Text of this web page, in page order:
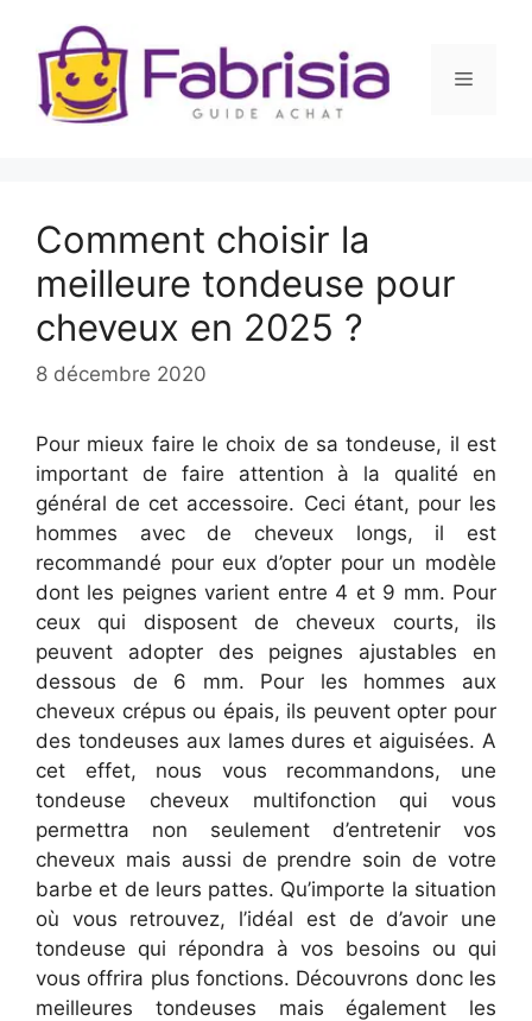
contenu
Menu
Comment choisir la
meilleure tondeuse pour
cheveux en 2025 ?
8 décembre 2020
Pour mieux faire le choix de sa tondeuse, il est
important de faire attention à la qualité en
général de cet accessoire. Ceci étant, pour les
hommes avec de cheveux longs, il est
recommandé pour eux d’opter pour un modèle
dont les peignes varient entre 4 et 9 mm. Pour
ceux qui disposent de cheveux courts, ils
peuvent adopter des peignes ajustables en
dessous de 6 mm. Pour les hommes aux
cheveux crépus ou épais, ils peuvent opter pour
des tondeuses aux lames dures et aiguisées. A
cet effet, nous vous recommandons, une
tondeuse cheveux multifonction qui vous
permettra non seulement d’entretenir vos
cheveux mais aussi de prendre soin de votre
barbe et de leurs pattes. Qu’importe la situation
où vous retrouvez, l’idéal est de d’avoir une
tondeuse qui répondra à vos besoins ou qui
vous offrira plus fonctions. Découvrons donc les
meilleures tondeuses mais également les